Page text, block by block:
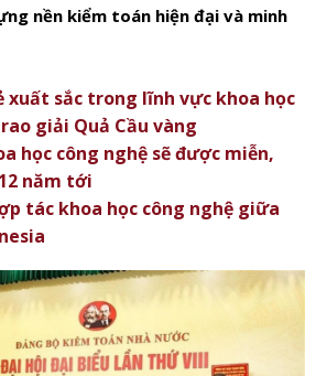
nền kiểm toán hiện đại và minh
sắc trong lĩnh vực khoa học
giải Quả Cầu vàng
học công nghệ sẽ được miễn,
năm tới
tác khoa học công nghệ giữa